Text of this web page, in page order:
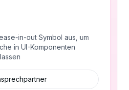
in-out Symbol aus, um
in UI-Komponenten